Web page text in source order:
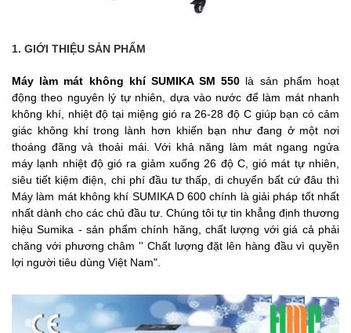
1. GIỚI THIỆU SẢN PHẨM
Máy làm mát không khí SUMIKA SM 550 là sản phẩm hoạt
động theo nguyên lý tự nhiên, dựa vào nước để làm mát nhanh
không khí, nhiệt độ tại miệng gió ra 26-28 độ C giúp bạn có cảm
giác không khí trong lành hơn khiến bạn như đang ở một nơi
thoáng đãng và thoải mái. Với khả năng làm mát ngang ngửa
máy lạnh nhiệt độ gió ra giảm xuống 26 độ C, gió mát tự nhiên,
siêu tiết kiệm điện, chi phí đầu tư thấp, di chuyển bất cứ đâu thì
Máy làm mát không khí SUMIKA D 600 chính là giải pháp tốt nhất
nhất dành cho các chủ đầu tư. Chúng tôi tự tin khẳng định thương
hiệu Sumika - sản phẩm chính hãng, chất lượng với giá cả phải
chăng với phương châm '' Chất lượng đặt lên hàng đầu vì quyền
lợi người tiêu dùng Việt Nam".